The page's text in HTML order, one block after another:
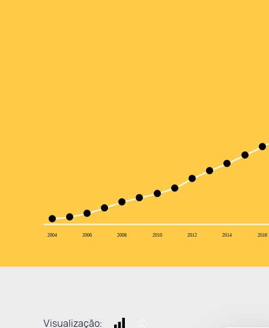
2004 2006 2008 2010 2012 2014 2016
Visualização: